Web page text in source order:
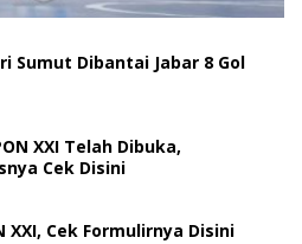
Sumut Dibantai Jabar 8 Gol
XXI Telah Dibuka,
Cek Disini
XXI, Cek Formulirnya Disini